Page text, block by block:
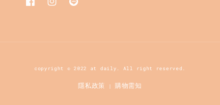
copyright © 2022 at daily. All right reserved.
隱私政策 |購物需知